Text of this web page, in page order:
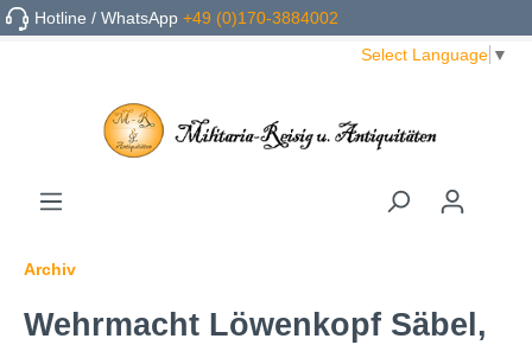
Hotline / WhatsApp+49 (0)170-3884002
Select Language ▼
Archiv
Wehrmacht Löwenkopf Säbel,